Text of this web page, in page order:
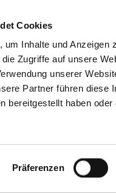
Cookies
um Inhalte und
Zugriffe auf unsere
unserer
Partner führen
bereitgestellt haben
Präferenzen
%
nach: